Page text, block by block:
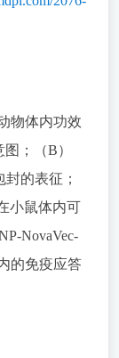
物体内功效
；（B）
的表征；
小鼠体内可
NovaVec-
的免疫应答